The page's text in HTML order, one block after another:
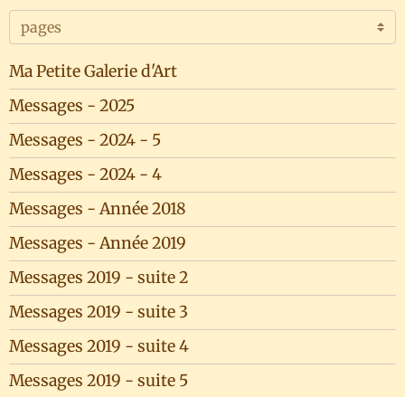
Ma Petite Galerie d'Art
Messages - 2025
Messages - 2024 - 5
Messages - 2024 - 4
Messages - Année 2018
Messages - Année 2019
Messages 2019 - suite 2
Messages 2019 - suite 3
Messages 2019 - suite 4
Messages 2019 - suite 5